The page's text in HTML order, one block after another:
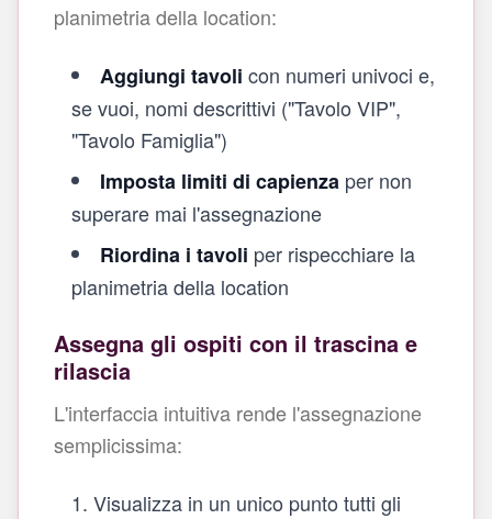
planimetria della location:
Aggiungi tavoli con numeri univoci e,
se vuoi, nomi descrittivi ("Tavolo VIP",
"Tavolo Famiglia")
Imposta limiti di capienza per non
superare mai l'assegnazione
Riordina i tavoli per rispecchiare la
planimetria della location
Assegna gli ospiti con il trascina e
rilascia
L'interfaccia intuitiva rende l'assegnazione
semplicissima:
Visualizza in un unico punto tutti gli